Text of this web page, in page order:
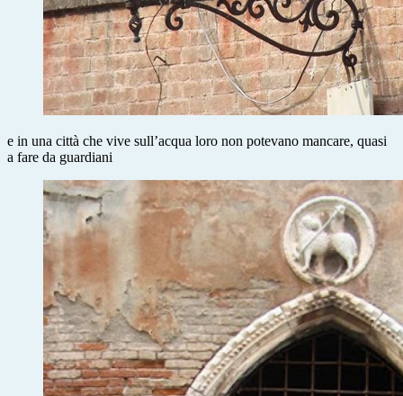
e in una città che vive sull’acqua loro non potevano mancare, quasi
a fare da guardiani